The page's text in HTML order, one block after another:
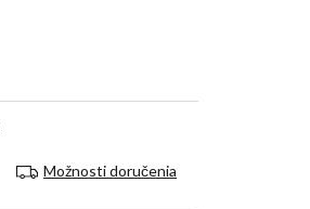
Možnosti doručenia